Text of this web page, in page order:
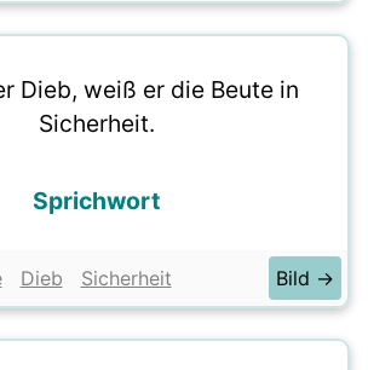
Dieb, weiß er die Beute in
Sicherheit.
Sprichwort
Dieb Sicherheit Bild →